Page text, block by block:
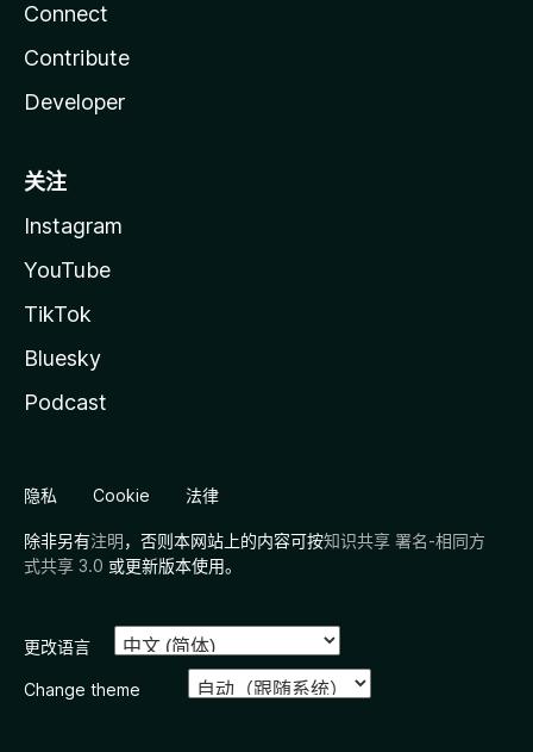
Connect
Contribute
Developer
关注
Instagram
YouTube
TikTok
Bluesky
Podcast
隐私 Cookie 法律
除非另有注明，否则本网站上的内容可按知识共享 署名-相同方
式共享 3.0 或更新版本使用。
更改语言
Change theme